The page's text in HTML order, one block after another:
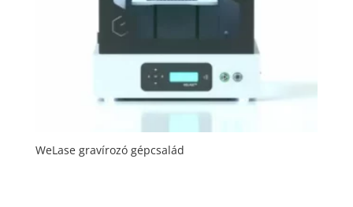
WeLase gravírozó gépcsalád